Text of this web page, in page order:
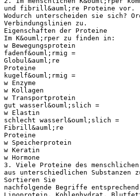
und fibrill&auml;re Proteine vor.
Wodurch unterscheiden sie sich?
Verbindungslinien zu.
Eigenschaften der Proteine
Im K&ouml;rper zu finden in:
w Bewegungsprotein
fadenf&ouml;rmig =
Globul&auml;re
Proteine
kugelf&ouml;rmig =
w Enzyme
w Kollagen
w Transportprotein
gut wasserl&ouml;slich =
w Elastin
schlecht wasserl&ouml;slich =
Fibrill&auml;re
Proteine
w Speicherprotein
w Keratin
w Hormone
3. Viele Proteine des
aus unterschiedlichen Substanzen
Sortieren Sie
nachfolgende Begriffe